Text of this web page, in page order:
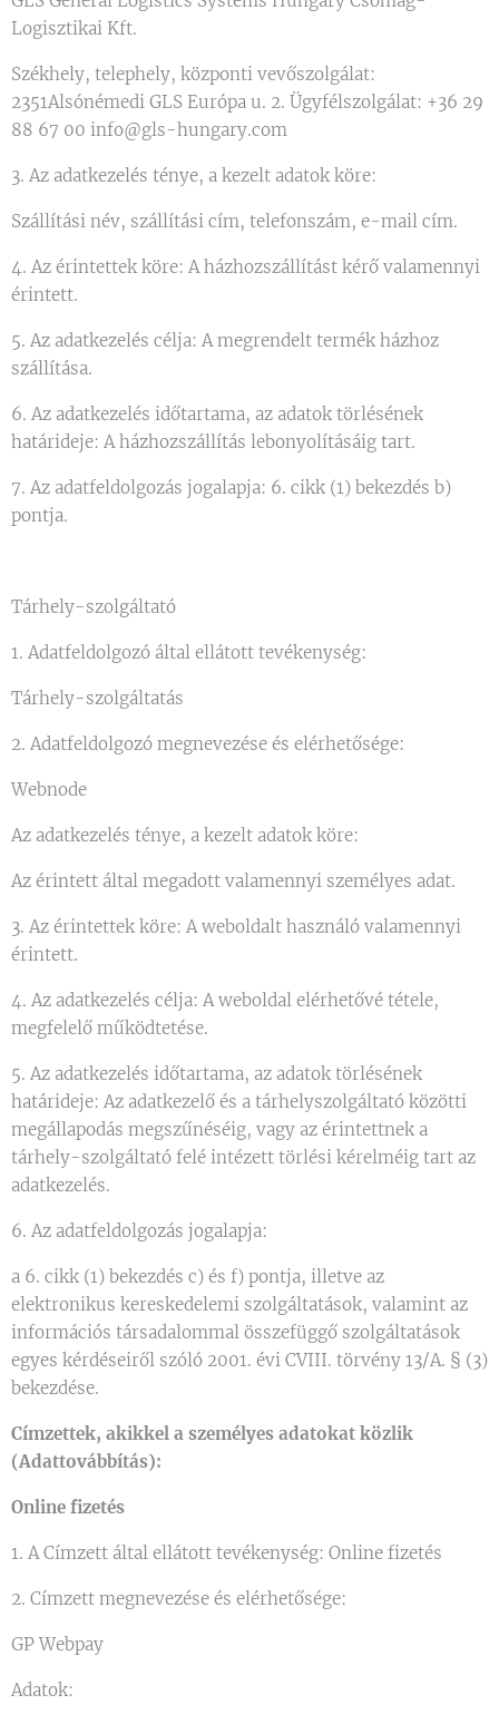
Logisztikai Kft.
Székhely, telephely, központi vevőszolgálat:
2351Alsónémedi GLS Európa u. 2. Ügyfélszolgálat: +36 29
88 67 00 info@gls-hungary.com
3. Az adatkezelés ténye, a kezelt adatok köre:
Szállítási név, szállítási cím, telefonszám, e-mail cím.
4. Az érintettek köre: A házhozszállítást kérő valamennyi
érintett.
5. Az adatkezelés célja: A megrendelt termék házhoz
szállítása.
6. Az adatkezelés időtartama, az adatok törlésének
határideje: A házhozszállítás lebonyolításáig tart.
7. Az adatfeldolgozás jogalapja: 6. cikk (1) bekezdés b)
pontja.
Tárhely-szolgáltató
1. Adatfeldolgozó által ellátott tevékenység:
Tárhely-szolgáltatás
2. Adatfeldolgozó megnevezése és elérhetősége:
Webnode
Az adatkezelés ténye, a kezelt adatok köre:
Az érintett által megadott valamennyi személyes adat.
3. Az érintettek köre: A weboldalt használó valamennyi
érintett.
4. Az adatkezelés célja: A weboldal elérhetővé tétele,
megfelelő működtetése.
5. Az adatkezelés időtartama, az adatok törlésének
határideje: Az adatkezelő és a tárhelyszolgáltató közötti
megállapodás megszűnéséig, vagy az érintettnek a
tárhely-szolgáltató felé intézett törlési kérelméig tart az
adatkezelés.
6. Az adatfeldolgozás jogalapja:
a 6. cikk (1) bekezdés c) és f) pontja, illetve az
elektronikus kereskedelemi szolgáltatások, valamint az
információs társadalommal összefüggő szolgáltatások
egyes kérdéseiről szóló 2001. évi CVIII. törvény 13/A. § (3)
bekezdése.
Címzettek, akikkel a személyes adatokat közlik
(Adattovábbítás):
Online fizetés
1. A Címzett által ellátott tevékenység: Online fizetés
2. Címzett megnevezése és elérhetősége:
GP Webpay
Adatok: